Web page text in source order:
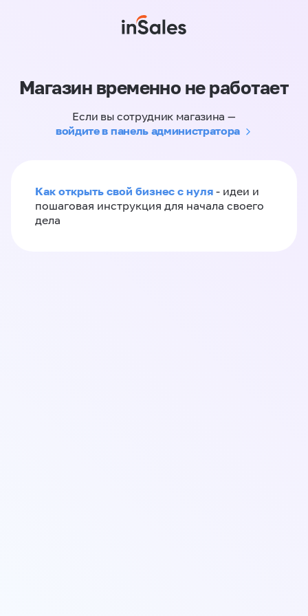
Магазин временно не работает
Если вы сотрудник магазина —
войдите в панель администратора
Как открыть свой бизнес с нуля - идеи и
пошаговая инструкция для начала своего
дела